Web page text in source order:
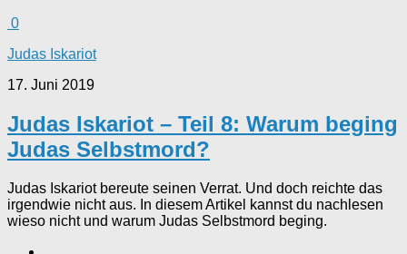
0
Judas Iskariot
17. Juni 2019
Judas Iskariot – Teil 8: Warum beging
Judas Selbstmord?
Judas Iskariot bereute seinen Verrat. Und doch reichte das
irgendwie nicht aus. In diesem Artikel kannst du nachlesen
wieso nicht und warum Judas Selbstmord beging.